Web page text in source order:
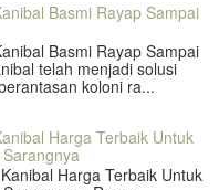
Basmi Rayap Sampai
Basmi Rayap Sampai
telah menjadi solusi
koloni ra...
Harga Terbaik Untuk
Harga Terbaik Untuk